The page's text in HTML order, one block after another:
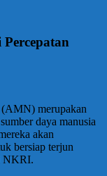
(AMN) merupakan
daya manusia
akan
bersiap terjun
NKRI.